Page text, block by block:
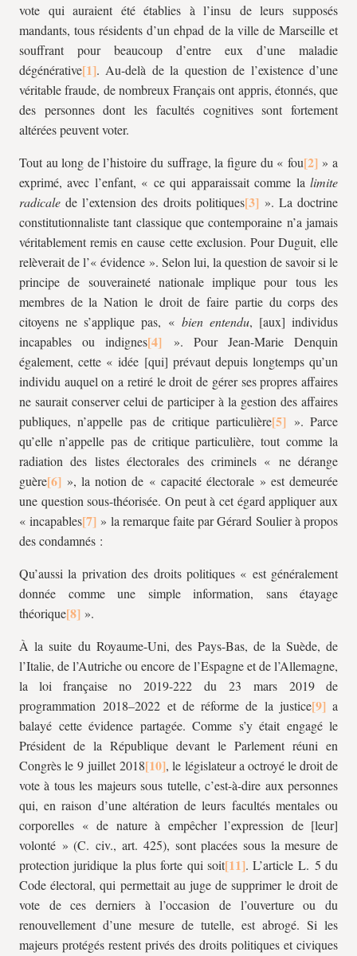
vote qui auraient été établies à l’insu de leurs supposés
mandants, tous résidents d’unehpad de la ville de Marseille et
souffrant pour beaucoup d’entre eux d’une maladie
dégénérative
. Au-delà de la question de l’existence d’une
véritable fraude, de nombreux Français ont appris, étonnés, que
des personnes dont les facultés cognitives sont fortement
altérées peuvent voter.
Tout au long de l’histoire du suffrage, la figure du « fou
» a
exprimé, avec l’enfant, « ce qui apparaissait comme la limite
radicale de l’extension des droits politiques
». La doctrine
constitutionnaliste tant classique que contemporaine n’a jamais
véritablement remis en cause cette exclusion. Pour Duguit, elle
relèverait de l’« évidence ». Selon lui, la question de savoir si le
principe de souveraineté nationale implique pour tous les
membres de la Nation le droit de faire partie du corps des
citoyens ne s’applique pas, « bien entendu, [aux] individus
incapables ou indignes
». Pour Jean-Marie Denquin
également, cette « idée [qui] prévaut depuis longtemps qu’un
individu auquel on a retiré le droit de gérer ses propres affaires
ne saurait conserver celui de participer à la gestion des affaires
publiques, n’appelle pas de critique particulière
». Parce
qu’elle n’appelle pas de critique particulière, tout comme la
radiation des listes électorales des criminels « ne dérange
guère
», la notion de « capacité électorale » est demeurée
une question sous-théorisée. On peut à cet égard appliquer aux
« incapables
» la remarque faite par Gérard Soulier à propos
des condamnés :
Qu’aussi la privation des droits politiques « est généralement
donnée comme une simple information, sans étayage
théorique
».
À la suite du Royaume-Uni, des Pays-Bas, de la Suède, de
l’Italie, de l’Autriche ou encore de l’Espagne et de l’Allemagne,
la loi française no 2019-222 du 23 mars 2019 de
programmation 2018–2022 et de réforme de la justice
a
balayé cette évidence partagée. Comme s’y était engagé le
Président de la République devant le Parlement réuni en
Congrès le 9 juillet 2018
, le législateur a octroyé le droit de
vote à tous les majeurs sous tutelle, c’est-à-dire aux personnes
qui, en raison d’une altération de leurs facultés mentales ou
corporelles « de nature à empêcher l’expression de [leur]
volonté » (C. civ., art. 425), sont placées sous la mesure de
protection juridique la plus forte qui soit
. L’article L. 5 du
Code électoral, qui permettait au juge de supprimer le droit de
vote de ces derniers à l’occasion de l’ouverture ou du
renouvellement d’une mesure de tutelle, est abrogé. Si les
majeurs protégés restent privés des droits politiques et civiques